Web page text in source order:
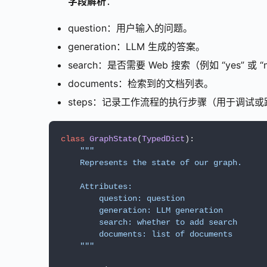
question：用户输入的问题。
generation：LLM 生成的答案。
search：是否需要 Web 搜索（例如 “yes” 或
documents：检索到的文档列表。
steps：记录工作流程的执行步骤（用于调试或
class GraphState(TypedDict):
"""
    Represents the state of our graph.
    Attributes:
        question: question
        generation: LLM generation
        search: whether to add search
        documents: list of documents
    """